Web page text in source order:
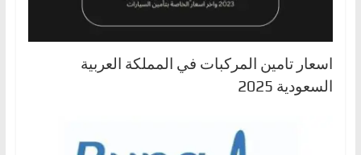
اسعار تامين المركبات في المملكة العربية
السعودية 2025